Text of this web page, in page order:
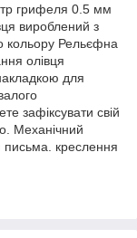
грифеля 0.5 мм
вироблений з
кольору Рельєфна
олівця
для
зафіксувати свій
Механічний
письма. креслення